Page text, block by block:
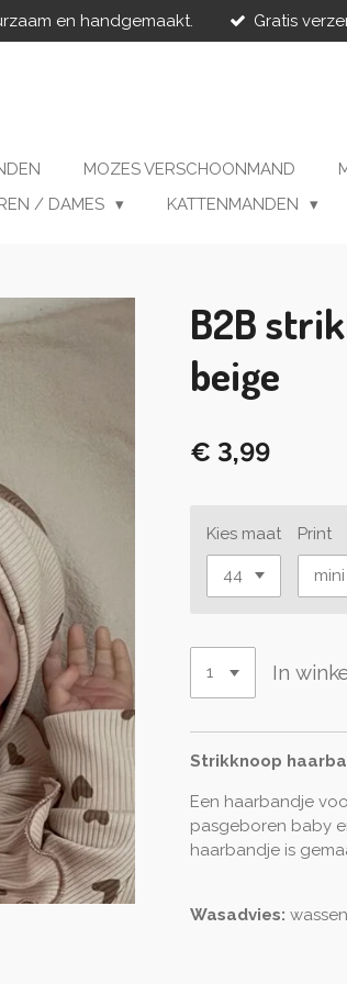
en handgemaakt. Gratis
MOZES VERSCHOONMAND
/ DAMES KATTENMANDEN
B2B
beige
€ 3,99
Kies maat Print
In
Strikknoop
Een haarbandje
pasgeboren baby
haarbandje is
Wasadvies: